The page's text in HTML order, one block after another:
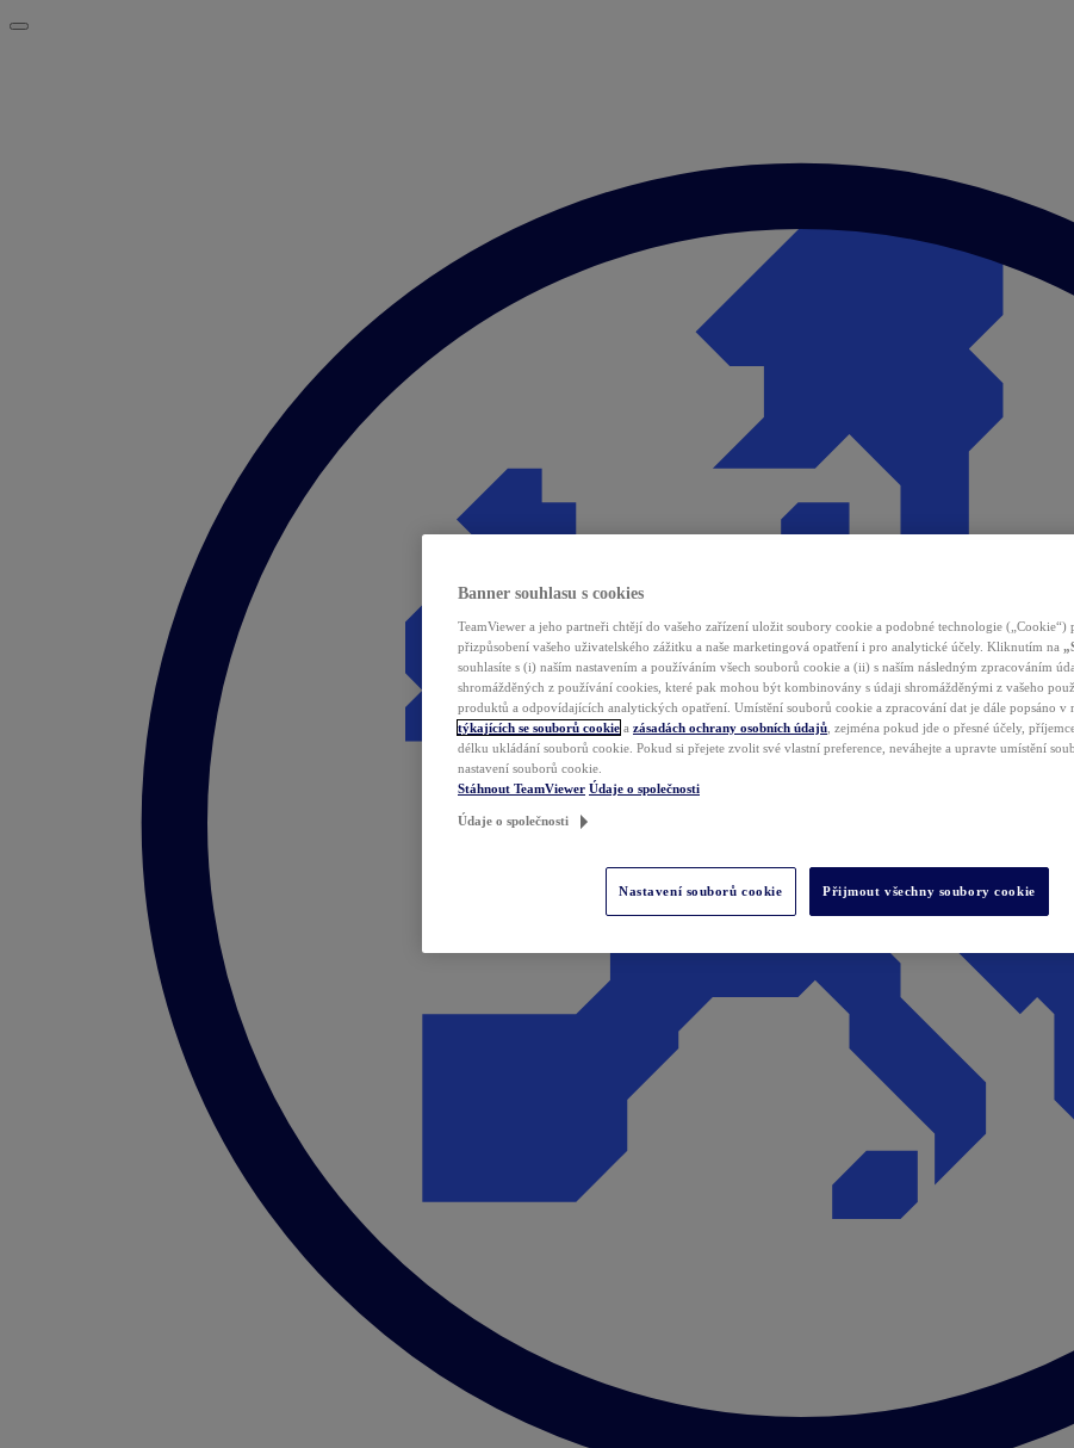
Banner souhlasu s cookies
TeamViewer a jeho partneři chtějí do vašeho zařízení uložit soubory cookie a podobné technologie („Cookie“)
přizpůsobení vašeho uživatelského zážitku a naše marketingová opatření i pro analytické účely. Kliknutím na
souhlasíte s (i) naším nastavením a používáním všech souborů cookie a (ii) s naším následným zpracováním
shromážděných z používání cookies, které pak mohou být kombinovány s údaji shromážděnými z vašeho
produktů a odpovídajících analytických opatření. Umístění souborů cookie a zpracování dat je dále popsáno v
týkajících se souborů cookie a zásadách ochrany osobních údajů , zejména pokud jde o přesné účely,
délku ukládání souborů cookie. Pokud si přejete zvolit své vlastní preference, neváhejte a upravte umístění
nastavení souborů cookie.
Stáhnout TeamViewer Údaje o společnosti
Údaje o společnosti
Nastavení souborů cookie Přijmout všechny soubory cookie